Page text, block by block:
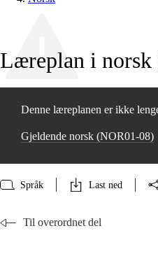
Læreplan i norsk
Denne læreplanen er ikke
Gjeldende norsk (NOR01‑08)
Språk Last ned
Til overordnet del